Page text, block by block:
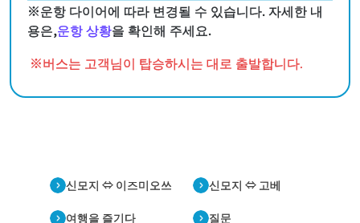
※운항 다이어에 따라 변경될 수 있습니다. 자세한 내
용은,운항 상황을 확인해 주세요.
※버스는 고객님이 탑승하시는 대로 출발합니다.
신모지 ⇔ 이즈미오쓰 신모지 ⇔ 고베
여행을 즐기다 질문